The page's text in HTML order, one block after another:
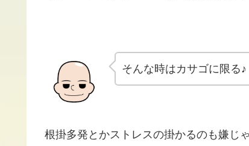
そんな時はカサゴに限る♪
根掛多発とかストレスの掛かるのも嫌じ